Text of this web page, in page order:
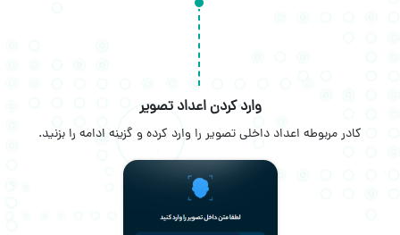
وارد کردن اعداد تصویر
کادر مربوطه اعداد داخلی تصویر را وارد کرده و گزینه ادامه را بزنید.